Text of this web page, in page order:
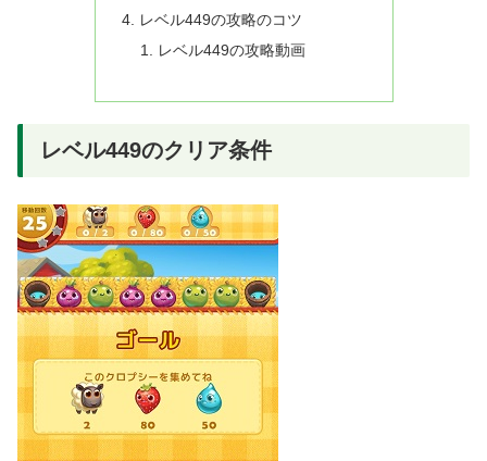
レベル449の攻略のコツ
レベル449の攻略動画
レベル449のクリア条件